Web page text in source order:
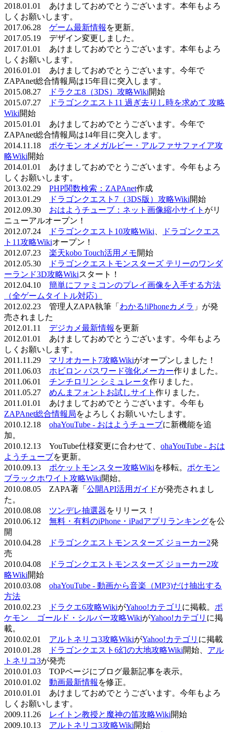
2018.01.01 あけましておめでとうございます。本年もよろ
しくお願いします。
2017.06.28 ゲーム最新情報 を更新。
2017.05.19 デザイン変更しました。
2017.01.01 あけましておめでとうございます。本年もよろ
しくお願いします。
2016.01.01 あけましておめでとうございます。今年で
ZAPAnet総合情報局は15年目に突入します。
2015.08.27
ドラクエ8（3DS）攻略Wiki開始
2015.07.27
ドラゴンクエスト11 過ぎ去りし時を求めて 攻略
Wiki開始
2015.01.01 あけましておめでとうございます。今年で
ZAPAnet総合情報局は14年目に突入します。
2014.11.18 ポケモン オメガルビー・アルファサファイア攻
略Wiki開始
2014.01.01 あけましておめでとうございます。今年もよろ
しくお願いします。
2013.02.29 PHP関数検索：ZAPAnet作成
2013.01.29
ドラゴンクエスト7（3DS版）攻略Wiki開始
2012.09.30 おはようチューブ：ネット画像縮小サイト がリ
ニューアルオープン！
2012.07.24
ドラゴンクエスト10攻略Wiki
ドラゴンクエス
ト11攻略Wikiオープン！
2012.07.23 楽天kobo Touch活用メモ開始
2012.05.30
ドラゴンクエストモンスターズ テリーのワンダ
ーランド3D攻略Wikiスタート！
2012.04.10 簡単にファミコンのプレイ画像を入手する方法
（全ゲームタイトル対応）
2012.02.23 管理人ZAPA執筆「 わかる!iPhoneカメラ 」が発
売されました
2012.01.11 デジカメ最新情報 を更新
2012.01.01 あけましておめでとうございます。今年もよろ
しくお願いします。
2011.11.29 マリオカート7攻略Wikiがオープンしました！
2011.06.03 ホビロン パスワード強化メーカー作りました。
2011.06.01 チンチロリン シミュレータ作りました。
2011.05.27 めんまフォントお試しサイト 作りました。
2011.01.01 あけましておめでとうございます。今年も
ZAPAnet総合情報局をよろしくお願いいたします。
2010.12.18 ohaYouTube - おはようチューブに新機能を追
加。
2010.12.13 YouTube仕様変更に合わせて、 ohaYouTube - おは
ようチューブを更新。
2010.09.13 ポケットモンスター攻略Wikiを移転。 ポケモン
ブラックホワイト攻略Wiki開始。
2010.08.05 ZAPA著「 公開API活用ガイドが発売されまし
た。
2010.08.08 ツンデレ抽選器をリリース！
2010.06.12 無料・有料のiPhone・iPadアプリランキングを公
開
2010.04.28
ドラゴンクエストモンスターズ ジョーカー2発
売
2010.04.08
ドラゴンクエストモンスターズ ジョーカー2攻
略Wiki開始
2010.03.08 ohaYouTube - 動画から音楽（MP3)だけ抽出する
方法
2010.02.23
ドラクエ6攻略WikiがYahoo!カテゴリ に掲載。 ポ
ケモン ゴールド・シルバー攻略WikiがYahoo!カテゴリ に掲
載。
2010.02.01 アルトネリコ3攻略WikiがYahoo!カテゴリ に掲載
2010.01.28
ドラゴンクエスト6幻の大地攻略Wiki開始、 アル
トネリコ3が発売
2010.01.03 TOPページにブログ最新記事を表示。
2010.01.02 動画最新情報 を修正。
2010.01.01 あけましておめでとうございます。今年もよろ
しくお願いします。
2009.11.26
レイトン教授と魔神の笛攻略Wiki開始
2009.10.13 アルトネリコ3攻略Wiki開始